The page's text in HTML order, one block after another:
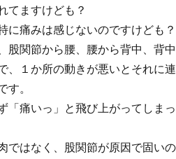
てますけども？
に痛みは感じないのですけども？
股関節から腰、腰から背中、背
、１か所の動きが悪いとそれに
す。
「痛いっ」と飛び上がってしまっ
ではなく、股関節が原因で固いの